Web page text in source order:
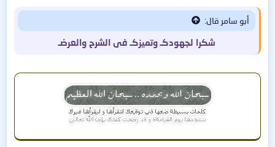
أبو سامر قال:
شكرا لجهودكـ وتميزكـ فى الشرح والعرضـ